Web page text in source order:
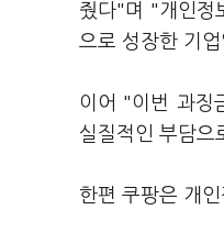
줬다"며 "개인정
으로 성장한 기
이어 "이번 과징
실질적인 부담으
한편 쿠팡은 개